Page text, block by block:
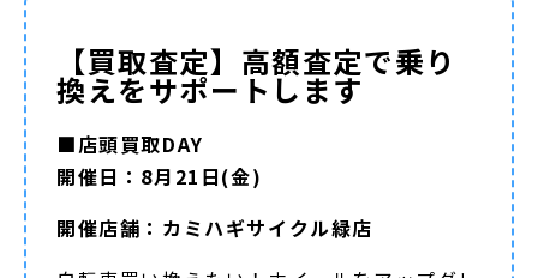
【買取査定】高額査定で乗り
換えをサポートします
■店頭買取DAY
開催日：8月21日(金)
開催店舗：カミハギサイクル緑店